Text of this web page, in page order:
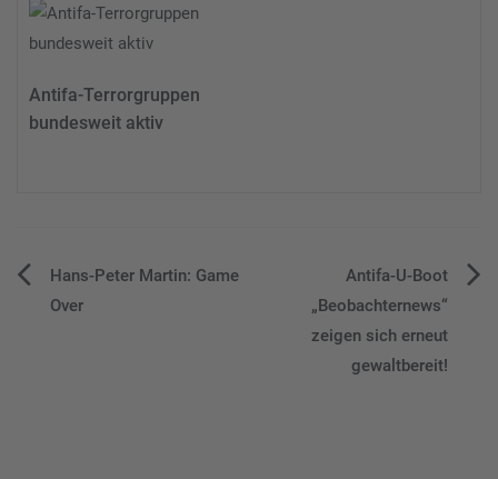
Antifa-Terrorgruppen
bundesweit aktiv
Beitragsnavigation
Hans-Peter Martin: Game
Over
Antifa-U-Boot
„Beobachternews“
zeigen sich erneut
gewaltbereit!